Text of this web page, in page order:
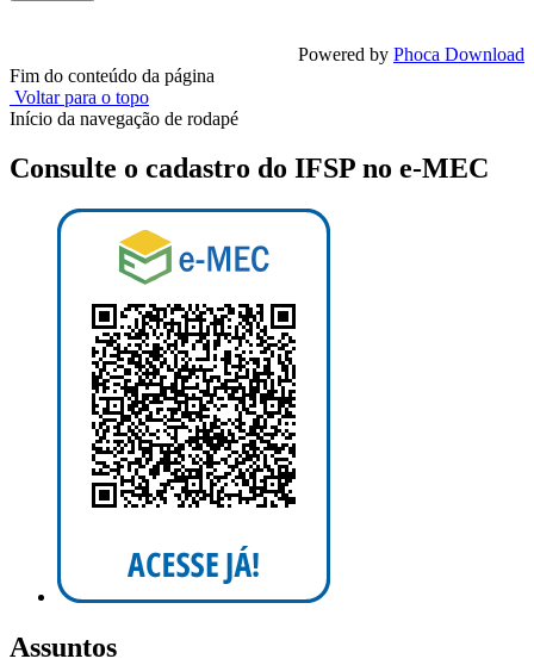
Powered by Phoca Download
Fim do conteúdo da página
Voltar para o topo
Início da navegação de rodapé
Consulte o cadastro do IFSP no e-MEC
Assuntos